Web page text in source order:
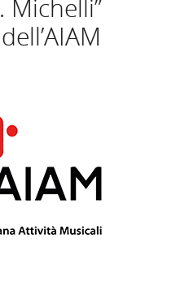
Michelli”